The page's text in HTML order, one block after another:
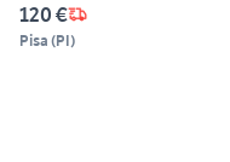
120 €
Pisa (PI)